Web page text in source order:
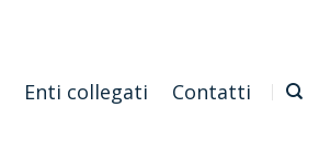
Enti collegati Contatti